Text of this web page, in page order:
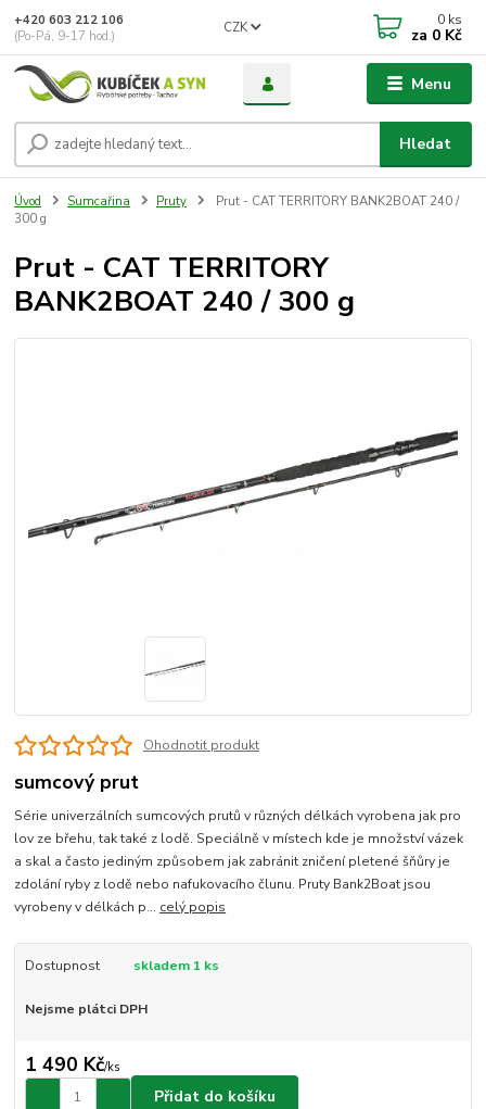
Menu
CZK
Hledat
+420 603 212 106
(Po-Pá, 9-17 hod.)
0 ks
za 0 Kč
Úvod Sumcařina Pruty
Prut - CAT TERRITORY BANK2BOAT 240 /
300 g
Prut - CAT TERRITORY
BANK2BOAT 240 / 300 g
Ohodnotit produkt
sumcový prut
Série univerzálních sumcových prutů v různých délkách vyrobena jak pro
lov ze břehu, tak také z lodě. Speciálně v místech kde je množství vázek
a skal a často jediným způsobem jak zabránit zničení pletené šňůry je
zdolání ryby z lodě nebo nafukovacího člunu. Pruty Bank2Boat jsou
vyrobeny v délkách p... celý popis
Dostupnost skladem 1 ks
Nejsme plátci DPH
1 490 Kč/ks
Přidat do košíku